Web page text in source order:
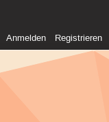
Anmelden Registrieren